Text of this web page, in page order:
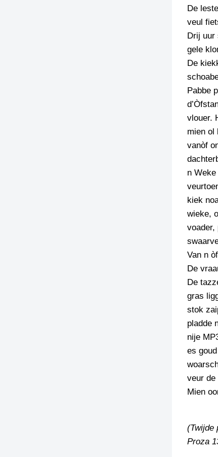
De
veul
Drij uur
gele
De
Pabbe
vlouer.
mien ol
vanòf
n
kiek
wieke,
voader,
Van n
De
De
gras
stok
pladde
nije
es
veur de
Mien
(Twijde
Proza